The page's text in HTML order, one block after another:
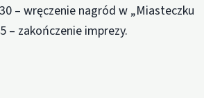
– wręczenie nagród w „Miasteczku
– zakończenie imprezy.